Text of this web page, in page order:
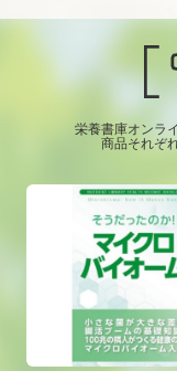
栄養書庫オンラ
商品それぞ